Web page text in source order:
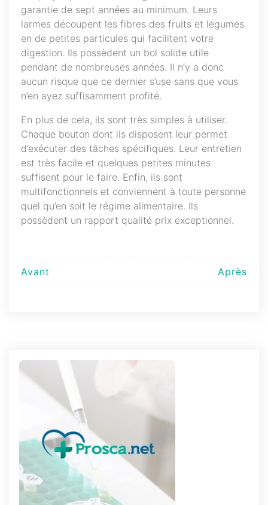
garantie de sept années au minimum. Leurs
larmes découpent les fibres des fruits et légumes
en de petites particules qui facilitent votre
digestion. Ils possèdent un bol solide utile
pendant de nombreuses années. Il n’y a donc
aucun risque que ce dernier s’use sans que vous
n’en ayez suffisamment profité.
En plus de cela, ils sont très simples à utiliser.
Chaque bouton dont ils disposent leur permet
d’exécuter des tâches spécifiques. Leur entretien
est très facile et quelques petites minutes
suffisent pour le faire. Enfin, ils sont
multifonctionnels et conviennent à toute personne
quel qu’en soit le régime alimentaire. Ils
possèdent un rapport qualité prix exceptionnel.
Navigation
Avant Après